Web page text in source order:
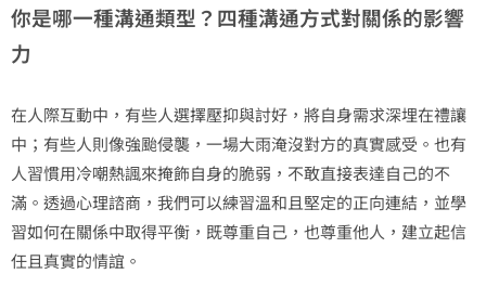
你是哪一種溝通類型？四種溝通方式對關係的影響
力
在人際互動中，有些人選擇壓抑與討好，將自身需求深埋在禮讓
中；有些人則像強颱侵襲，一場大雨淹沒對方的真實感受。也有
人習慣用冷嘲熱諷來掩飾自身的脆弱，不敢直接表達自己的不
滿。透過心理諮商，我們可以練習溫和且堅定的正向連結，並學
習如何在關係中取得平衡，既尊重自己，也尊重他人，建立起信
任且真實的情誼。